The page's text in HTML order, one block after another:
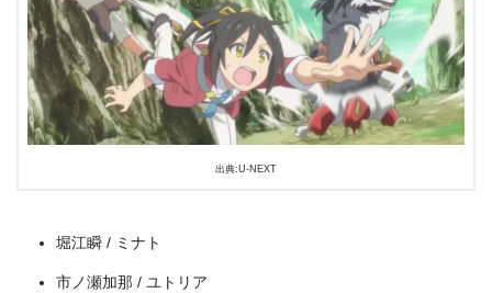
出典:U-NEXT
堀江瞬 / ミナト
市ノ瀬加那 / ユトリア